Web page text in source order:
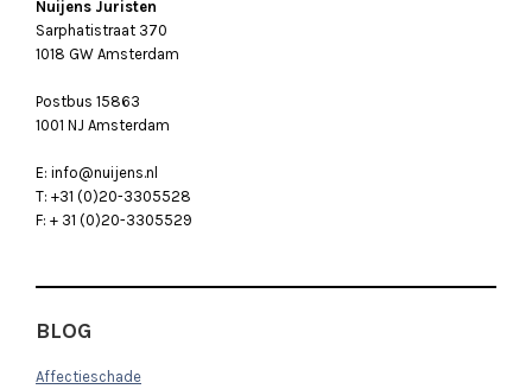
Nuijens Juristen
Sarphatistraat 370
1018 GW Amsterdam
Postbus 15863
1001 NJ Amsterdam
E: info@nuijens.nl
T: +31 (0)20-3305528
F: + 31 (0)20-3305529
BLOG
Affectieschade